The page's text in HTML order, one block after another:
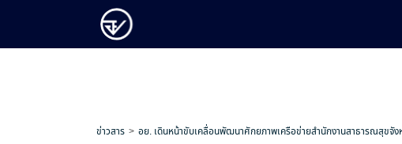
ข่าวสาร อย. เดินหน้าขับเคลื่อนพัฒนาศักยภาพเครือข่ายสำนักงานสาธารณสุขจั